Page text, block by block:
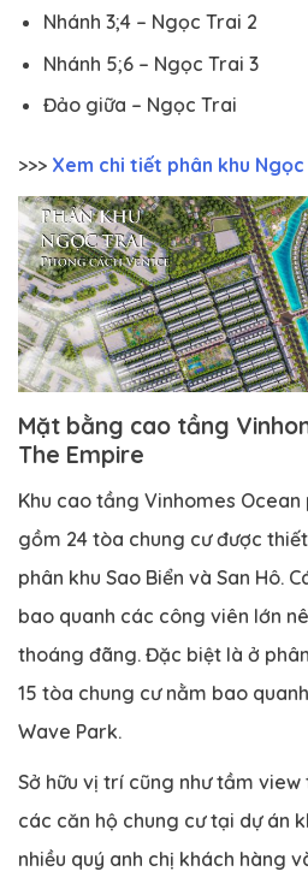
Nhánh 3;4 – Ngọc Trai 2
Nhánh 5;6 – Ngọc Trai 3
Đảo giữa – Ngọc Trai
>>> Xem chi tiết phân khu Ngọc
Mặt bằng cao tầng
The Empire
Khu cao tầng Vinhomes
gồm 24 tòa chung cư được
phân khu Sao Biển và San Hô.
bao quanh các công viên lớn
thoáng đãng. Đặc biệt là ở
15 tòa chung cư nằm bao
Wave Park.
Sở hữu vị trí cũng như tầm
các căn hộ chung cư tại dự án
nhiều quý anh chị khách hàng